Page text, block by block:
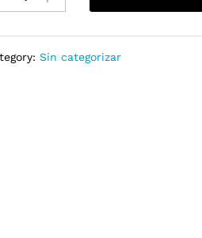
Sin categorizar